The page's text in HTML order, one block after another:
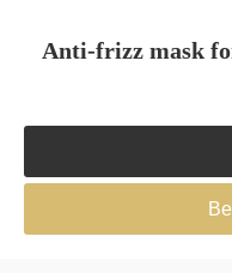
Anti-frizz mask